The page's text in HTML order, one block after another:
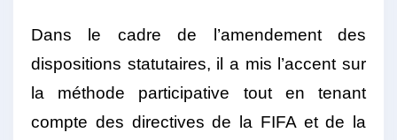
Dans le cadre de l’amendement des
dispositions statutaires, il a mis l’accent sur
la méthode participative tout en tenant
compte des directives de la FIFA et de la